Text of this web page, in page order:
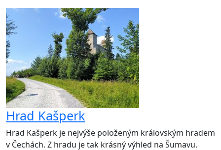
Hrad Kašperk
Hrad Kašperk je nejvýše položeným královským hradem
v Čechách. Z hradu je tak krásný výhled na Šumavu.